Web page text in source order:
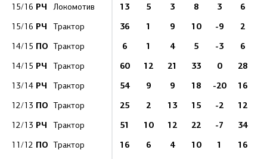
15/16 РЧ Локомотив 13 5 3 8 3 6
15/16 РЧ Трактор 36 1 9 10 -9 2
14/15 ПО Трактор 6 1 4 5 -3 6
14/15 РЧ Трактор 60 12 21 33 0 28
13/14 РЧ Трактор 54 9 9 18 -20 16
12/13 ПО Трактор 25 2 13 15 -2 12
12/13 РЧ Трактор 51 10 12 22 -7 34
11/12 ПО Трактор 16 6 4 10 1 16